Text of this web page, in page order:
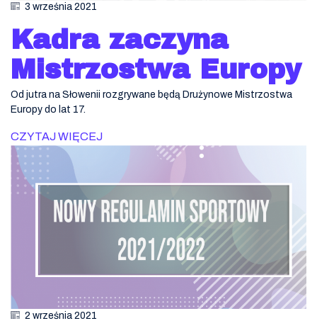
3 września 2021
Kadra zaczyna
Mistrzostwa Europy
Od jutra na Słowenii rozgrywane będą Drużynowe Mistrzostwa
Europy do lat 17.
CZYTAJ WIĘCEJ
2 września 2021